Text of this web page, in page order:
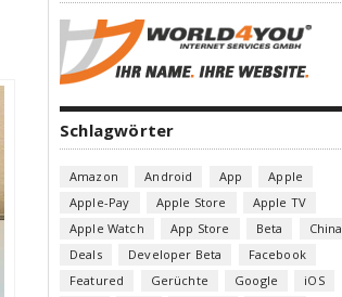
Schlagwörter
Amazon Android App
Apple
Apple-Pay
Apple Store
Apple TV
Apple Watch
App Store Beta
China
Deals
Developer Beta
Facebook
Featured
Gerüchte Google
iOS